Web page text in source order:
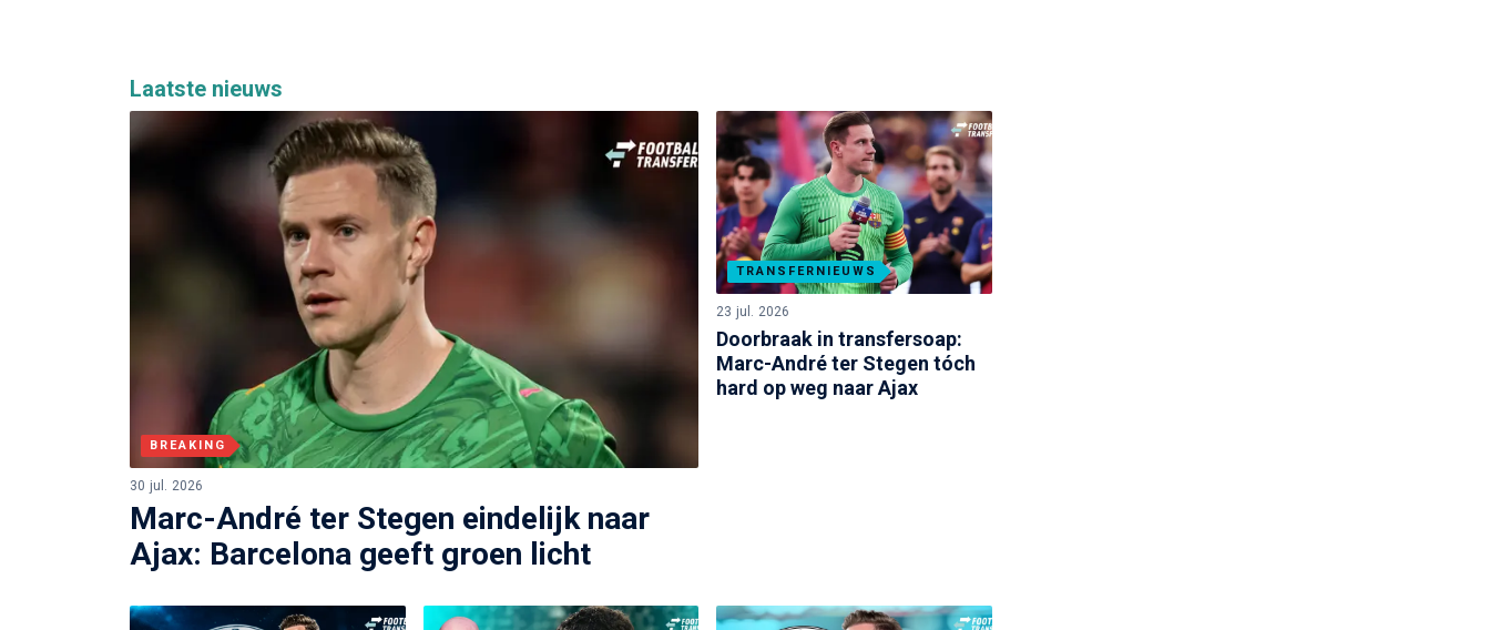
Laatste nieuws
BREAKING
30 jul. 2026
Marc-André ter Stegen eindelijk naar
Ajax: Barcelona geeft groen licht
TRANSFERNIEUWS
23 jul. 2026
Doorbraak in transfersoap:
Marc-André ter Stegen tóch
hard op weg naar Ajax